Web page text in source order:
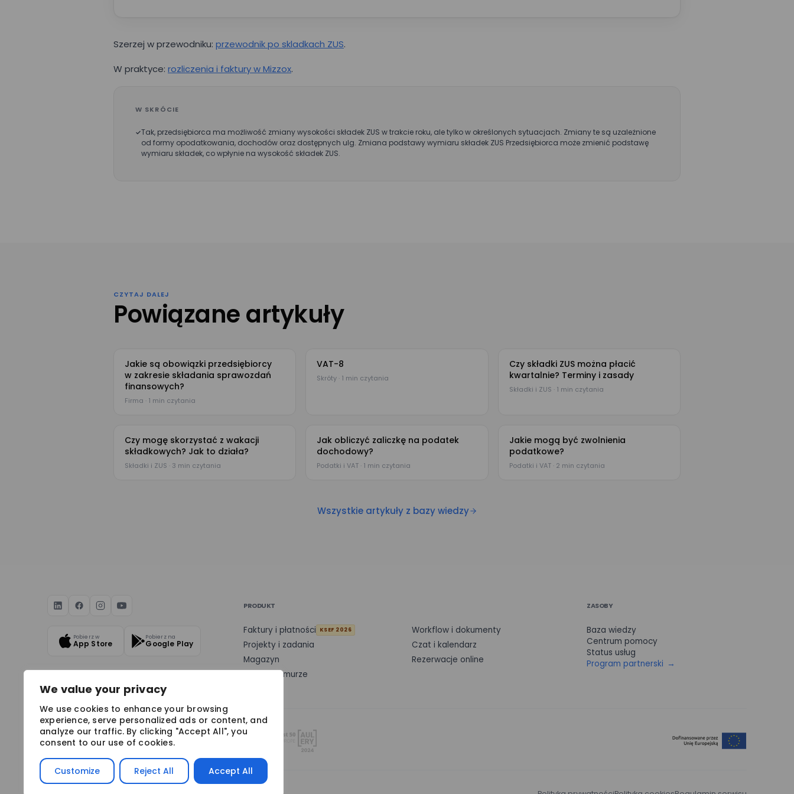
We value your privacy
We use cookies to enhance your browsing
experience, serve personalized ads or content, and
analyze our traffic. By clicking "Accept All", you
consent to our use of cookies.
Customize Reject All Accept All
Szerzej w przewodniku: przewodnik po skladkach ZUS.
W praktyce: rozliczenia i faktury w Mizzox.
W SKRÓCIE
Tak, przedsiębiorca ma możliwość zmiany wysokości składek ZUS w trakcie roku, ale tylko w określonych sytuacjach. Zmiany te są uzależnione
od formy opodatkowania, dochodów oraz dostępnych ulg. Zmiana podstawy wymiaru składek ZUS Przedsiębiorca może zmienić podstawę
wymiaru składek, co wpłynie na wysokość składek ZUS.
CZYTAJ DALEJ
Powiązane artykuły
Jakie są obowiązki przedsiębiorcy
w zakresie składania sprawozdań
finansowych?
Firma · 1 min czytania
VAT-8
Skróty · 1 min czytania
Czy składki ZUS można płacić
kwartalnie? Terminy i zasady
Składki i ZUS · 1 min czytania
Czy mogę skorzystać z wakacji
składkowych? Jak to działa?
Składki i ZUS · 3 min czytania
Jak obliczyć zaliczkę na podatek
dochodowy?
Podatki i VAT · 1 min czytania
Jakie mogą być zwolnienia
podatkowe?
Podatki i VAT · 2 min czytania
Wszystkie artykuły z bazy wiedzy
Pobierz w
App Store
Pobierz na
Google Play
PRODUKT
Faktury i płatności KSEF 2026
Workflow i dokumenty
Projekty i zadania
Czat i kalendarz
Magazyn
Rezerwacje online
Dysk w chmurze
ZASOBY
Baza wiedzy
Centrum pomocy
Status usług
Program partnerski
BEZPIECZEŃSTWO & NAGRODY